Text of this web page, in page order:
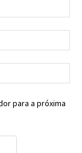
para a próxima